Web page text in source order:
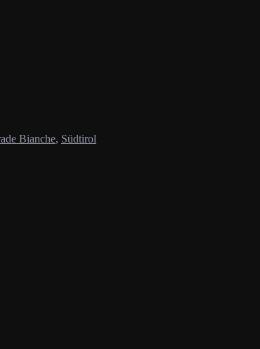
Bianche, Südtirol